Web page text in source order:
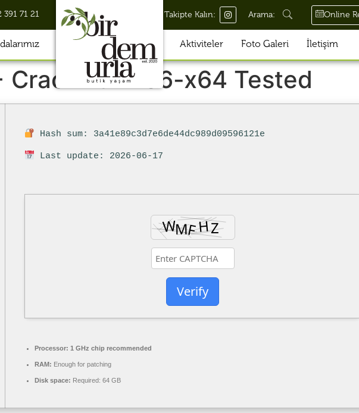
391 71 21 Takipte Kalın: Arama: Online
Aktiviteler Foto Galeri İletişim
Crack Full x86-x64 Tested
Hash sum: 3a41e89c3d7e6de44dc989d09596121e
Last update: 2026-06-17
Verify
Processor: 1 GHz chip recommended
RAM: Enough for patching
Disk space: Required: 64 GB